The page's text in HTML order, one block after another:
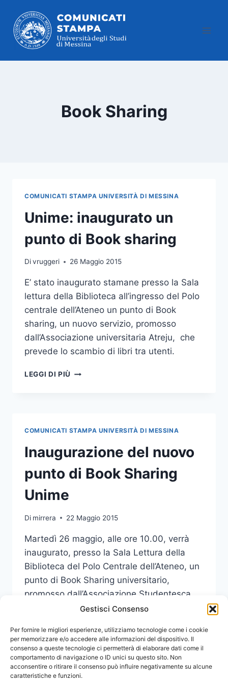
Gestisci Consenso
Per fornire le migliori esperienze, utilizziamo tecnologie come i cookie
per memorizzare e/o accedere alle informazioni del dispositivo. Il
consenso a queste tecnologie ci permetterà di elaborare dati come il
comportamento di navigazione o ID unici su questo sito. Non
acconsentire o ritirare il consenso può influire negativamente su alcune
caratteristiche e funzioni.
contenuto
Book Sharing
COMUNICATI STAMPA UNIVERSITÀ DI MESSINA
Unime: inaugurato un
punto di Book sharing
Divruggeri 26 Maggio 2015
E’ stato inaugurato stamane presso la Sala
lettura della Biblioteca all’ingresso del Polo
centrale dell’Ateneo un punto di Book
sharing, un nuovo servizio, promosso
dall’Associazione universitaria Atreju, che
prevede lo scambio di libri tra utenti.
LEGGI DI PIÙ UNIME:
COMUNICATI STAMPA UNIVERSITÀ DI MESSINA
Inaugurazione del nuovo
punto di Book Sharing
Unime
Di mirrera 22 Maggio 2015
Martedì 26 maggio, alle ore 10.00, verrà
inaugurato, presso la Sala Lettura della
Biblioteca del Polo Centrale dell’Ateneo, un
punto di Book Sharing universitario,
promosso dall’Associazione Studentesca
LEGGI DI PIÙINAUGURAZIONE
DEL
NUOVO
PUNTO
DI